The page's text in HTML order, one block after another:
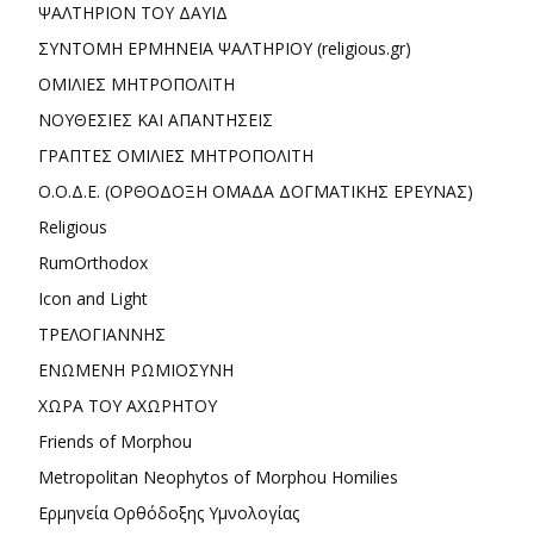
ΨΑΛΤΗΡΙΟΝ ΤΟΥ ΔΑΥΙΔ
ΣΥΝΤΟΜΗ ΕΡΜΗΝΕΙΑ ΨΑΛΤΗΡΙΟΥ (religious.gr)
ΟΜΙΛΙΕΣ ΜΗΤΡΟΠΟΛΙΤΗ
ΝΟΥΘΕΣΙΕΣ ΚΑΙ ΑΠΑΝΤΗΣΕΙΣ
ΓΡΑΠΤΕΣ ΟΜΙΛΙΕΣ ΜΗΤΡΟΠΟΛΙΤΗ
Ο.Ο.Δ.Ε. (ΟΡΘΟΔΟΞΗ ΟΜΑΔΑ ΔΟΓΜΑΤΙΚΗΣ ΕΡΕΥΝΑΣ)
Religious
RumOrthodox
Icon and Light
ΤΡΕΛΟΓΙΑΝΝΗΣ
ΕΝΩΜΕΝΗ ΡΩΜΙΟΣΥΝΗ
ΧΩΡΑ ΤΟΥ ΑΧΩΡΗΤΟΥ
Friends of Morphou
Metropolitan Neophytos of Morphou Homilies
Ερμηνεία Ορθόδοξης Υμνολογίας